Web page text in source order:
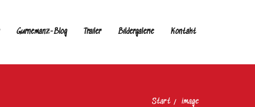
Gurnemanz-Blog Trailer Bildergalerie Kontakt
Start image